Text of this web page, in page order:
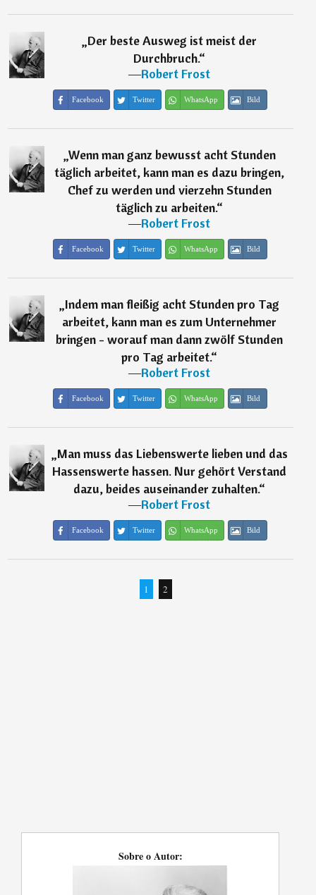
„Der beste Ausweg ist meist der
Durchbruch.“
―Robert Frost
Facebook Twitter WhatsApp Bild
„Wenn man ganz bewusst acht Stunden
täglich arbeitet, kann man es dazu bringen,
Chef zu werden und vierzehn Stunden
täglich zu arbeiten.“
―Robert Frost
Facebook Twitter WhatsApp Bild
„Indem man fleißig acht Stunden pro Tag
arbeitet, kann man es zum Unternehmer
bringen - worauf man dann zwölf Stunden
pro Tag arbeitet.“
―Robert Frost
Facebook Twitter WhatsApp Bild
„Man muss das Liebenswerte lieben und das
Hassenswerte hassen. Nur gehört Verstand
dazu, beides auseinander zuhalten.“
―Robert Frost
Facebook Twitter WhatsApp Bild
1 2
Sobre o Autor: